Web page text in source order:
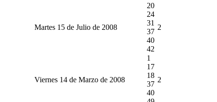
Martes 15 de Julio de 2008
20
24
31
37
40
42
2
Viernes 14 de Marzo de 2008
1
17
18
37
40
2